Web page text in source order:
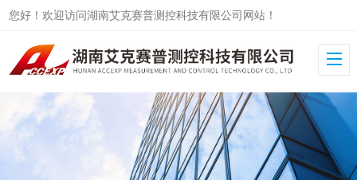
您好！欢迎访问湖南艾克赛普测控科技有限公司网站！